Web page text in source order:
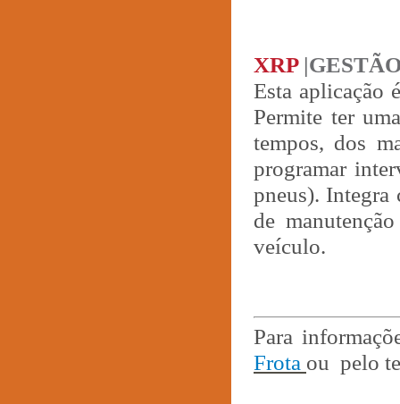
XRP
Esta aplicação
Permite ter
tempos, dos
programar
pneus).
de
veículo.
Para
Frota ou pelo